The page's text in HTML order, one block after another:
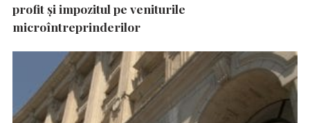
profit și impozitul pe veniturile
microîntreprinderilor